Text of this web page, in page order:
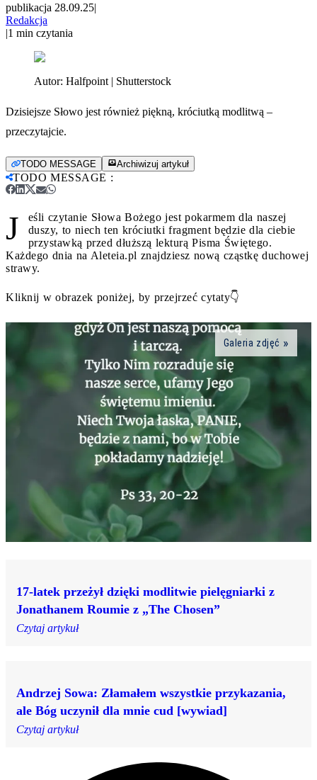
publikacja 28.09.25|
Redakcja
|1 min czytania
Autor: Halfpoint | Shutterstock
Dzisiejsze Słowo jest również piękną, króciutką modlitwą –
przeczytajcie.
TODO MESSAGE Archiwizuj artykuł
TODO MESSAGE :
J
eśli czytanie Słowa Bożego jest pokarmem dla naszej
duszy, to niech ten króciutki fragment będzie dla ciebie
przystawką przed dłuższą lekturą Pisma Świętego.
Każdego dnia na Aleteia.pl znajdziesz nową cząstkę duchowej
strawy.
Kliknij w obrazek poniżej, by przejrzeć cytaty👇
Galeria zdjęć
17-latek przeżył dzięki modlitwie pielęgniarki z
Jonathanem Roumie z „The Chosen”
Czytaj artykuł
Andrzej Sowa: Złamałem wszystkie przykazania,
ale Bóg uczynił dla mnie cud [wywiad]
Czytaj artykuł